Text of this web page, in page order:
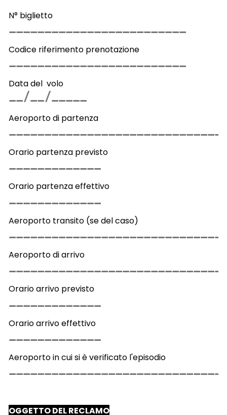
N° biglietto
Codice riferimento prenotazione
Data del volo
Aeroporto di partenza
Orario partenza previsto
Orario partenza effettivo
Aeroporto transito (se del caso)
Aeroporto di arrivo
Orario arrivo previsto
Orario arrivo effettivo
Aeroporto in cui si è verificato l'episodio
OGGETTO DEL RECLAMO